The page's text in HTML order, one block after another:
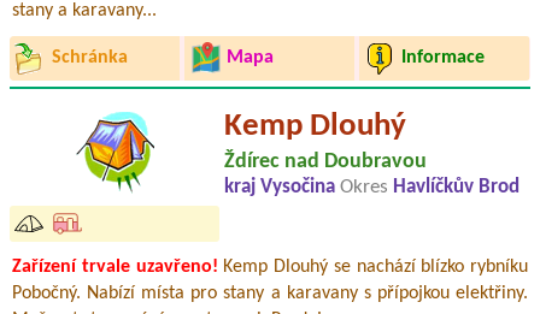
stany a karavany...
Schránka Mapa Informace
Kemp Dlouhý
Ždírec nad Doubravou
kraj Vysočina Okres Havlíčkův Brod
Zařízení trvale uzavřeno! Kemp Dlouhý se nachází blízko rybníku
Pobočný. Nabízí místa pro stany a karavany s přípojkou elektřiny.